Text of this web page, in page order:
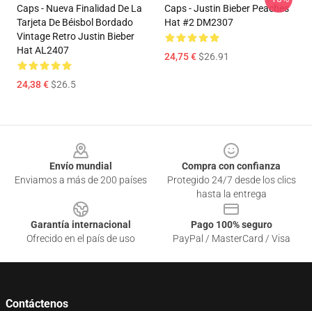
Caps - Nueva Finalidad De La
Tarjeta De Béisbol Bordado
Vintage Retro Justin Bieber
Hat AL2407
24,38 €$26.5
Caps - Justin Bieber Peaches
Hat #2 DM2307
24,75 €$26.91
Envío mundial
Enviamos a más de 200 países
Compra con confianza
Protegido 24/7 desde los clics
hasta la entrega
Garantía internacional
Ofrecido en el país de uso
Pago 100% seguro
PayPal / MasterCard / Visa
Contáctenos